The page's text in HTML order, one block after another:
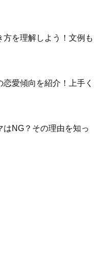
方を理解しよう！文例も
愛傾向を紹介！上手く
はNG？その理由を知っ